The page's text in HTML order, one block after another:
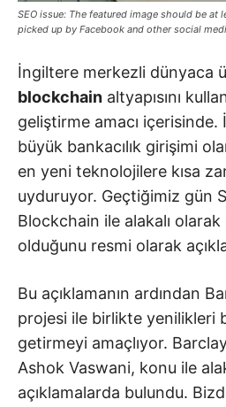
SEO issue: The featured image should be
picked up by Facebook and other social
İngiltere merkezli dünyaca
blockchain altyapısını
geliştirme amacı içerisinde.
büyük bankacılık girişimi
en yeni teknolojilere kısa
uyduruyor. Geçtiğimiz gün
Blockchain ile alakalı
olduğunu resmi olarak
Bu açıklamanın ardından
projesi ile birlikte yenilikleri
getirmeyi amaçlıyor.
Ashok Vaswani, konu ile
açıklamalarda bulundu.